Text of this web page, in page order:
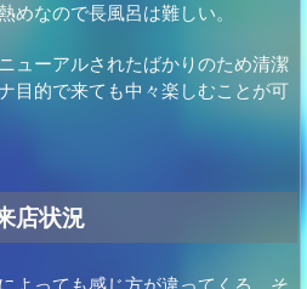
めなので長風呂は難しい。
ューアルされたばかりのため清潔
目的で来ても中々楽しむことが可
店状況